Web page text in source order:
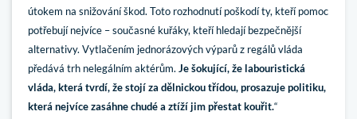
útokem na snižování škod. Toto rozhodnutí poškodí ty, kteří pomoc
potřebují nejvíce – současné kuřáky, kteří hledají bezpečnější
alternativy. Vytlačením jednorázových výparů z regálů vláda
předává trh nelegálním aktérům. Je šokující, že labouristická
vláda, která tvrdí, že stojí za dělnickou třídou, prosazuje politiku,
která nejvíce zasáhne chudé a ztíží jim přestat kouřit.“